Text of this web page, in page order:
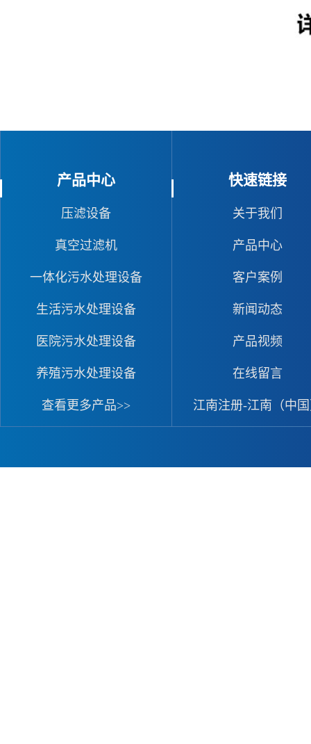
产品中心
压滤设备
真空过滤机
一体化污水处理设备
生活污水处理设备
医院污水处理设备
养殖污水处理设备
查看更多产品>>
快速链接
关于我们
产品中心
客户案例
新闻动态
产品视频
在线留言
江南注册-江南（中